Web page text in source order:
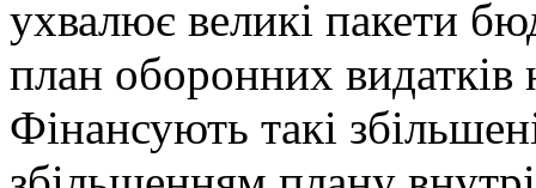
ухвалює великі пакети
план оборонних видатків
Фінансують такі